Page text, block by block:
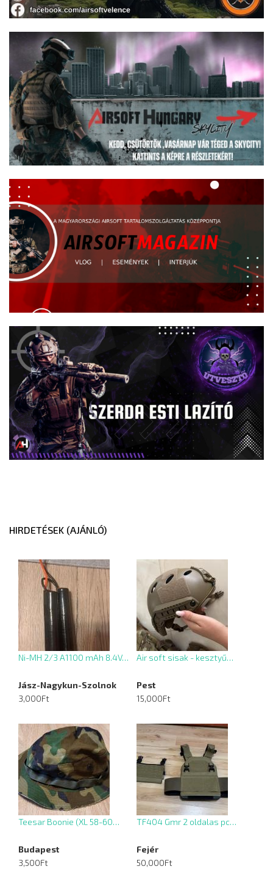
HIRDETÉSEK (AJÁNLÓ)
Ni-MH 2/3 A1100 mAh 8.4V…
Jász-Nagykun-Szolnok
3,000Ft
Air soft sisak - kesztyű…
Pest
15,000Ft
Teesar Boonie (XL 58-60…
Budapest
3,500Ft
TF404 Gmr 2 oldalas pc…
Fejér
50,000Ft